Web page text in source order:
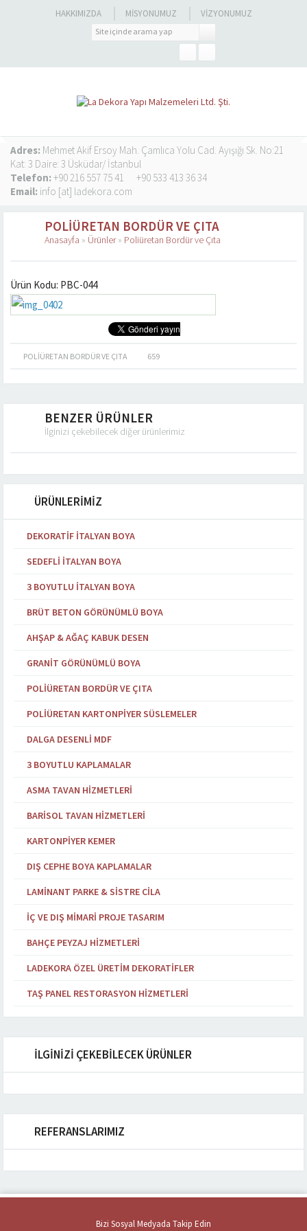
HAKKIMIZDA MISYONUMUZ VIZYONUMUZ
Adres: Mehmet Akif Ersoy Mah. Çamlıca Yolu Cad. Ayışığı Sk. No:21
Kat: 3 Daire: 3 Üsküdar/ İstanbul
Telefon: +90 216 557 75 41
+90 533 413 36 34
Email: info [at] ladekora.com
POLIÜRETAN BORDÜR VE ÇITA
Anasayfa » Ürünler» Poliüretan Bordür ve Çıta
Ürün Kodu: PBC-044
POLIÜRETAN BORDÜR VE ÇITA 659
BENZER ÜRÜNLER
İlginizi çekebilecek diğer ürünlerimiz
ÜRÜNLERİMİZ
DEKORATIF İTALYAN BOYA
SEDEFLI İTALYAN BOYA
3 BOYUTLU İTALYAN BOYA
BRÜT BETON GÖRÜNÜMLÜ BOYA
AHŞAP & AĞAÇ KABUK DESEN
GRANIT GÖRÜNÜMLÜ BOYA
POLIÜRETAN BORDÜR VE ÇITA
POLIÜRETAN KARTONPIYER SÜSLEMELER
DALGA DESENLI MDF
3 BOYUTLU KAPLAMALAR
ASMA TAVAN HIZMETLERI
BARISOL TAVAN HIZMETLERI
KARTONPIYER KEMER
DIŞ CEPHE BOYA KAPLAMALAR
LAMINANT PARKE & SISTRE CILA
İÇ VE DIŞ MIMARI PROJE TASARIM
BAHÇE PEYZAJ HIZMETLERI
LADEKORA ÖZEL ÜRETIM DEKORATIFLER
TAŞ PANEL RESTORASYON HIZMETLERI
İLGİNİZİ ÇEKEBİLECEK ÜRÜNLER
REFERANSLARIMIZ
Bizi Sosyal Medyada Takip Edin